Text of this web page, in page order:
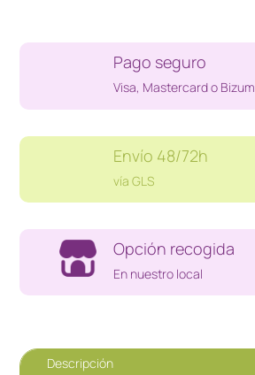
26MM
Pago seguro
Visa, Mastercard o Bizum
Envío 48/72h
vía GLS
Opción recogida
En nuestro local
Descripción